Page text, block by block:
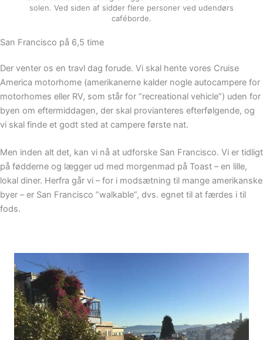
solen. Ved siden af sidder flere personer ved udendørs
caféborde.
San Francisco på 6,5 time
Der venter os en travl dag forude. Vi skal hente vores Cruise
America motorhome (amerikanerne kalder nogle autocampere for
motorhomes eller RV, som står for “recreational vehicle”) uden for
byen om eftermiddagen, der skal provianteres efterfølgende, og
vi skal finde et godt sted at campere første nat.
Men inden alt det, kan vi nå at udforske San Francisco. Vi er tidligt
på fødderne og lægger ud med morgenmad på Toast – en lille,
lokal diner. Herfra går vi – for i modsætning til mange amerikanske
byer – er San Francisco ”walkable”, dvs. egnet til at færdes i til
fods.